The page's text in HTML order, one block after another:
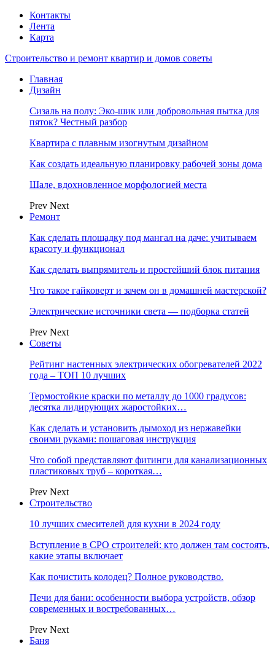
Контакты
Лента
Карта
Строительство и ремонт квартир и домов советы
Главная
Дизайн
Сизаль на полу: Эко-шик или добровольная пытка для
пяток? Честный разбор
Квартира с плавным изогнутым дизайном
Как создать идеальную планировку рабочей зоны дома
Шале, вдохновленное морфологией места
Prev Next
Ремонт
Как сделать площадку под мангал на даче: учитываем
красоту и функционал
Как сделать выпрямитель и простейший блок питания
Что такое гайковерт и зачем он в домашней мастерской?
Электрические источники света — подборка статей
Prev Next
Советы
Рейтинг настенных электрических обогревателей 2022
года – ТОП 10 лучших
Термостойкие краски по металлу до 1000 градусов:
десятка лидирующих жаростойких…
Как сделать и установить дымоход из нержавейки
своими руками: пошаговая инструкция
Что собой представляют фитинги для канализационных
пластиковых труб – короткая…
Prev Next
Строительство
10 лучших смесителей для кухни в 2024 году
Вступление в СРО строителей: кто должен там состоять,
какие этапы включает
Как почистить колодец? Полное руководство.
Печи для бани: особенности выбора устройств, обзор
современных и востребованных…
Prev Next
Баня